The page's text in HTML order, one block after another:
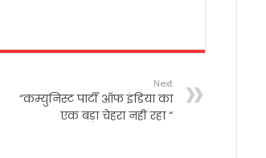
Next
“कम्युनिस्ट पार्टी ऑफ इंडिया का
एक बड़ा चेहरा नहीं रहा “